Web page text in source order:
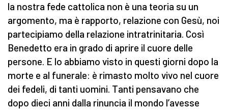
la nostra fede cattolica non è una teoria su un
argomento, ma è rapporto, relazione con Gesù, noi
partecipiamo della relazione intratrinitaria. Così
Benedetto era in grado di aprire il cuore delle
persone. E lo abbiamo visto in questi giorni dopo la
morte e al funerale: è rimasto molto vivo nel cuore
dei fedeli, di tanti uomini. Tanti pensavano che
dopo dieci anni dalla rinuncia il mondo l’avesse